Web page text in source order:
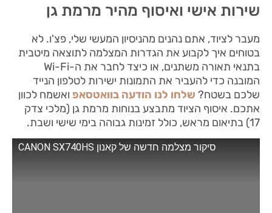
שירות אישי ואיסוף מהיר מרמת גן
מעבר לציוד, אתם נהנים מהניסיון המעשי שלי, פצ'ו. לא
בטוחים איך לקבוע את הגדרות המצלמה לתוצאה מיטבית
בתנאי תאורה משתנים, או כיצד לחבר את ה-Wi-Fi
המובנה כדי להעביר את התמונות ישירות לטלפון הנייד
שלכם בשטח? שלחו לנו הודעה בוואטסאפ ואשמח לכוון
אתכם. איסוף הציוד מתבצע בנוחות מרמת גן (מלכי צדק
17) בתיאום מראש, כולל זמינות גבוהה בימי שישי ושבת.
סיקור מצלמה חדשה של קאנון CANON SX740HS